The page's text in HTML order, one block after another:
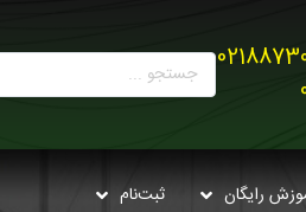
رایگان ثبت‌نام